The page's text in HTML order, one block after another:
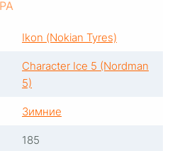
Ikon (Nokian Tyres)
Character Ice 5 (Nordman
5)
Зимние
185